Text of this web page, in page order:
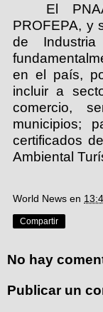
El
PROFEPA, y
de
en el país,
incluir a
comercio,
municipios;
certificados
Ambiental
World News en
Compartir
No hay
Publicar un